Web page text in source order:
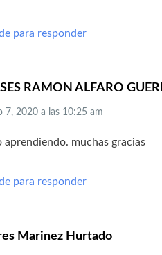
para responder
RAMON ALFARO
7, 2020 a las 10:25 am
aprendiendo. muchas gracias
para responder
Marinez Hurtado